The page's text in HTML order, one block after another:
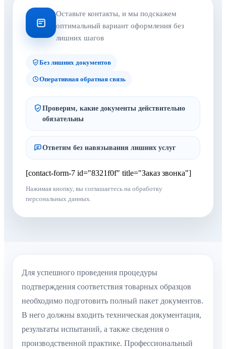
Оставьте контакты, и мы подскажем
оптимальный вариант оформления без
лишних шагов
Без лишних документов
Оперативная обратная связь
Проверим, какие документы действительно
обязательны
Ответим без навязывания лишних услуг
[contact-form-7 id="8321f0f" title="Заказ звонка"]
Нажимая кнопку, вы соглашаетесь на обработку
персональных данных.
Для успешного проведения процедуры
подтверждения соответствия товарных образцов
необходимо подготовить полный пакет документов.
В него должны входить техническая документация,
результаты испытаний, а также сведения о
производственной практике. Профессиональный